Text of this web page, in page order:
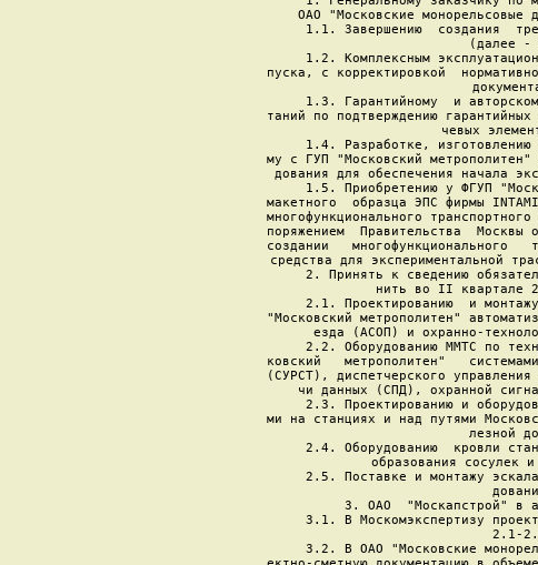
ОАО "Московские монорельсовые
1.1. Завершению  создания
(далее -
1.2. Комплексным
пуска, с корректировкой
1.3. Гарантийному  и
таний по подтверждению
чевых
1.4. Разработке, изготовлению
му с ГУП "Московский метрополитен"
дования для обеспечения начала
1.5. Приобретению у ФГУП
макетного  образца ЭПС фирмы
многофункционального
поряжением  Правительства
создании   многофункционального
средства для экспериментальной
2. Принять к сведению
нить во II квартале
2.1. Проектированию  и
"Московский метрополитен"
езда (АСОП) и охранно-
2.2. Оборудованию ММТС по
ковский   метрополитен"
(СУРСТ), диспетчерского
чи данных (СПД), охранной
2.3. Проектированию и
ми на станциях и над путями
лезной
2.4. Оборудованию  кровли
образования сосулек
2.5. Поставке и монтажу
3. ОАО  "Москапстрой" в
3.1. В Москомэкспертизу
2.1-
3.2. В ОАО "Московские